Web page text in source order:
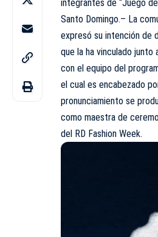
integrantes de “Juego de
Santo Domingo.– La
expresó su intención de
que la ha vinculado
con el equipo del
el cual es encabezado
pronunciamiento se
como maestra de
del RD Fashion Week.